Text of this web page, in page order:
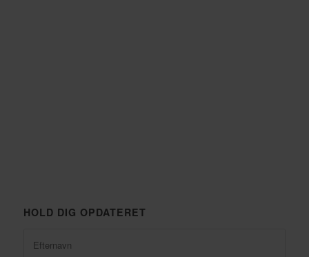
HOLD DIG OPDATERET